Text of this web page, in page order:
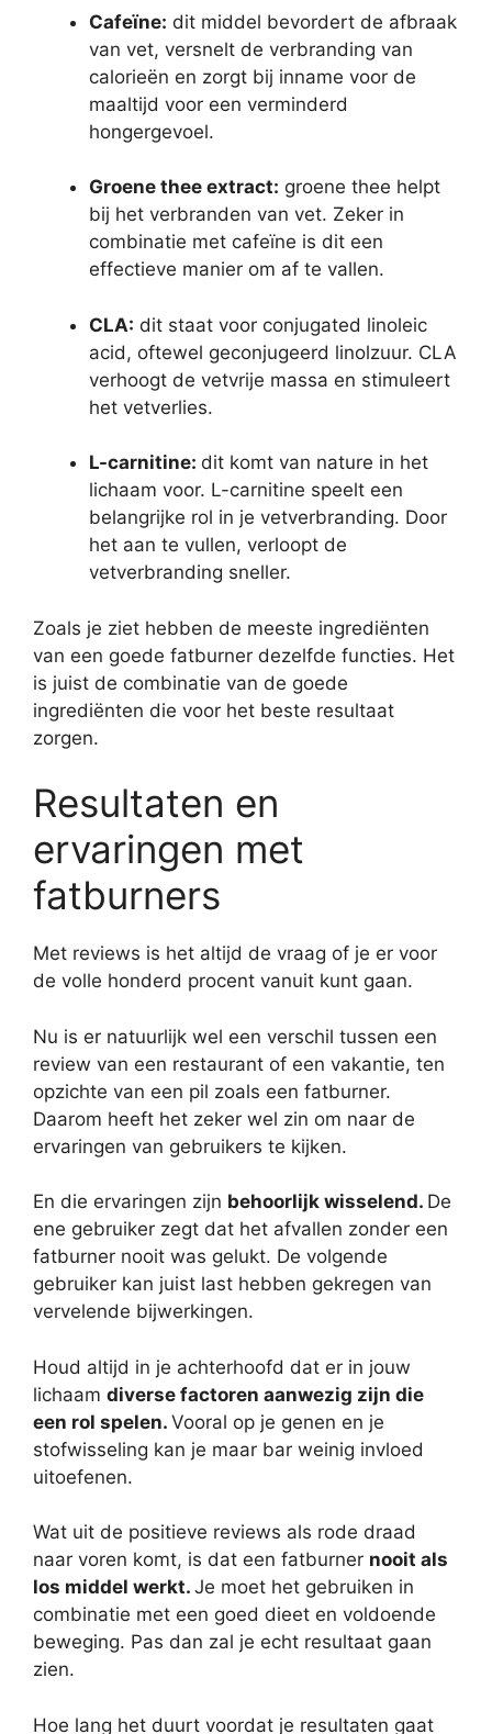
Cafeïne: dit middel bevordert de afbraak
van vet, versnelt de verbranding van
calorieën en zorgt bij inname voor de
maaltijd voor een verminderd
hongergevoel.
Groene thee extract: groene thee helpt
bij het verbranden van vet. Zeker in
combinatie met cafeïne is dit een
effectieve manier om af te vallen.
CLA: dit staat voor conjugated linoleic
acid, oftewel geconjugeerd linolzuur. CLA
verhoogt de vetvrije massa en stimuleert
het vetverlies.
L-carnitine: dit komt van nature in het
lichaam voor. L-carnitine speelt een
belangrijke rol in je vetverbranding. Door
het aan te vullen, verloopt de
vetverbranding sneller.
Zoals je ziet hebben de meeste ingrediënten
van een goede fatburner dezelfde functies. Het
is juist de combinatie van de goede
ingrediënten die voor het beste resultaat
zorgen.
Resultaten en
ervaringen met
fatburners
Met reviews is het altijd de vraag of je er voor
de volle honderd procent vanuit kunt gaan.
Nu is er natuurlijk wel een verschil tussen een
review van een restaurant of een vakantie, ten
opzichte van een pil zoals een fatburner.
Daarom heeft het zeker wel zin om naar de
ervaringen van gebruikers te kijken.
En die ervaringen zijn behoorlijk wisselend. De
ene gebruiker zegt dat het afvallen zonder een
fatburner nooit was gelukt. De volgende
gebruiker kan juist last hebben gekregen van
vervelende bijwerkingen.
Houd altijd in je achterhoofd dat er in jouw
lichaam diverse factoren aanwezig zijn die
een rol spelen. Vooral op je genen en je
stofwisseling kan je maar bar weinig invloed
uitoefenen.
Wat uit de positieve reviews als rode draad
naar voren komt, is dat een fatburner nooit als
los middel werkt. Je moet het gebruiken in
combinatie met een goed dieet en voldoende
beweging. Pas dan zal je echt resultaat gaan
zien.
Hoe lang het duurt voordat je resultaten gaat